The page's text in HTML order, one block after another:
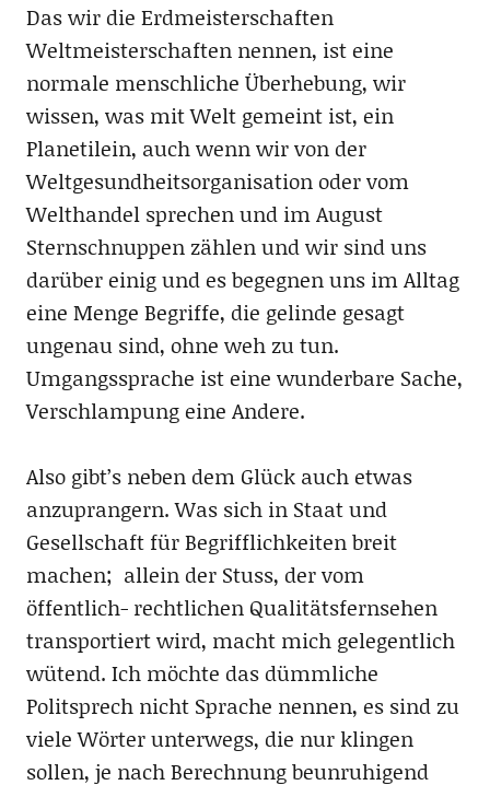
Das wir die Erdmeisterschaften
Weltmeisterschaften nennen, ist eine
normale menschliche Überhebung, wir
wissen, was mit Welt gemeint ist, ein
Planetilein, auch wenn wir von der
Weltgesundheitsorganisation oder vom
Welthandel sprechen und im August
Sternschnuppen zählen und wir sind uns
darüber einig und es begegnen uns im Alltag
eine Menge Begriffe, die gelinde gesagt
ungenau sind, ohne weh zu tun.
Umgangssprache ist eine wunderbare Sache,
Verschlampung eine Andere.
Also gibt’s neben dem Glück auch etwas
anzuprangern. Was sich in Staat und
Gesellschaft für Begrifflichkeiten breit
machen; allein der Stuss, der vom
öffentlich- rechtlichen Qualitätsfernsehen
transportiert wird, macht mich gelegentlich
wütend. Ich möchte das dümmliche
Politsprech nicht Sprache nennen, es sind zu
viele Wörter unterwegs, die nur klingen
sollen, je nach Berechnung beunruhigend